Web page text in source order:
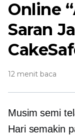
Online
Saran
12 menit baca
Musim semi
Hari semakin